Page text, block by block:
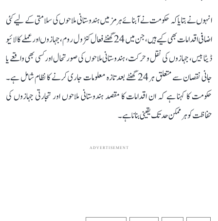
انہوں نے بتایا کہ حکومت نے آبنائے ہرمز میں ہندوستانی ملاحوں کی سلامتی کے لیے کئی
اضافی اقدامات بھی کیے ہیں، جن میں 24 گھنٹے فعال کنٹرول روم، جہازوں اور عملے کا لائیو
ڈیٹا بیس، جہازوں کی نقل و حرکت، ہندوستانی ملاحوں کی صورتحال اور کسی بھی واقعے یا
جانی نقصان سے متعلق ہر 24 گھنٹے بعد تازہ معلومات جاری کرنے کا نظام شامل ہے۔
حکومت کا کہنا ہے کہ ان اقدامات کا مقصد ہندوستانی ملاحوں اور تجارتی جہازوں کی
حفاظت کو ہر ممکن حد تک یقینی بنانا ہے۔
ADVERTISEMENT